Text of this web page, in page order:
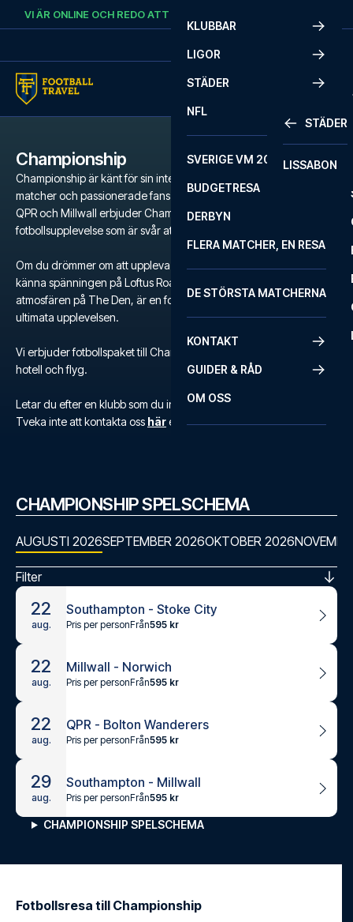
Skip to content
VI ÄR ONLINE OCH REDO ATT HJÄLPA DIG.
KLUBBAR
LIGOR
STÄDER
STÄDER
LISSABON
NFL
SVERIGE VM 2026
BUDGETRESA
DERBYN
FLERA MATCHER, EN RESA
DE STÖRSTA MATCHERNA
KONTAKT
GUIDER & RÅD
OM OSS
Championship
Championship är känt för sin intensiva atmosfär, oförutsägbara
matcher och passionerade fans. Med legendariska klubbar som
QPR och Millwall erbjuder Championship en autentisk engelsk
fotbollsupplevelse som är svår att matcha.
Om du drömmer om att uppleva den råa energin på Elland Road,
känna spänningen på Loftus Road eller fördjupa dig i den unika
atmosfären på The Den, är en fotbollspaket till Championship den
ultimata upplevelsen.
Vi erbjuder fotbollspaket till Championship med biljetter, utvalda
hotell och flyg.
Letar du efter en klubb som du inte hittar?
Tveka inte att kontakta oss häreller på+46 22 03 00 14.
CHAMPIONSHIP SPELSCHEMA
AUGUSTI 2026SEPTEMBER 2026OKTOBER 2026
Filter
22
aug.
Southampton - Stoke City
Pris per personFrån595 kr
22
aug.
Millwall - Norwich
Pris per personFrån595 kr
22
aug.
QPR - Bolton Wanderers
Pris per personFrån595 kr
29
aug.
Southampton - Millwall
Pris per personFrån595 kr
CHAMPIONSHIP SPELSCHEMA
Fotbollsresa till Championship